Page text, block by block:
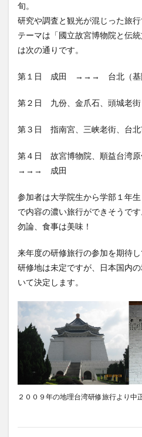
旬。
研究や調査と観光が混じった旅行
テーマは「國立故宮博物院と伝
は次の通りです。
第１日 成田 →→→ 台北（基隆
第２日 九份、金爪石、頭城老街
第３日 指南宮、三峡老街、台北
第４日 故宮博物院、順益台
→→→ 成田
参加者は大学院生から学部１年
で内容の濃い旅行ができそうです
勿論、食事は美味！
来年度の研修旅行の参加を期待し
研修地は未定ですが、日本国内
いて決定します。
２００９年の地理台湾研修旅行より中